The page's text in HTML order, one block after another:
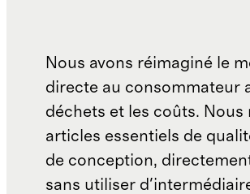
Nous avons réimaginé le
directe au consommateur
déchets et les coûts.
articles essentiels de
de conception,
sans utiliser